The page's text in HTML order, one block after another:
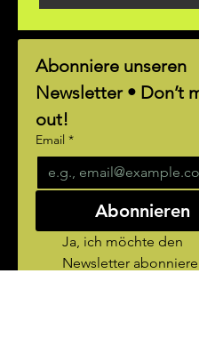
Abonniere unseren
Newsletter • Don’t
out!
Email *
Abonnieren
Ja, ich möchte den
Newsletter